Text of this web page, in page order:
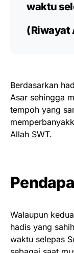
waktu
(Riwayat
Berdasarkan
Asar sehingga
tempoh yang
Allah SWT.
Walaupun
hadis yang
waktu selepas